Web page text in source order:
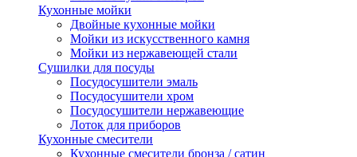
Кухонные мойки
Двойные кухонные мойки
Мойки из искусственного камня
Мойки из нержавеющей стали
Сушилки для посуды
Посудосушители эмаль
Посудосушители хром
Посудосушители нержавеющие
Лоток для приборов
Кухонные смесители
Кухонные смесители бронза / сатин